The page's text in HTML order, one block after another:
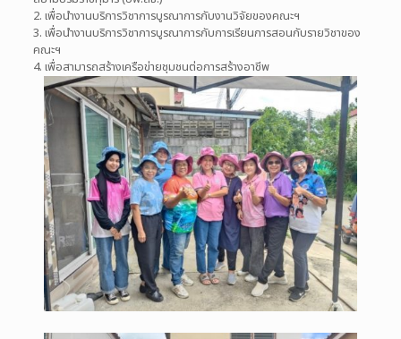
2. เพื่อนำงานบริการวิชาการบูรณาการกับงานวิจัยของคณะฯ
3. เพื่อนำงานบริการวิชาการบูรณาการกับการเรียนการสอนกับรายวิชาของ
คณะฯ
4. เพื่อสามารถสร้างเครือข่ายชุมชนต่อการสร้างอาชีพ